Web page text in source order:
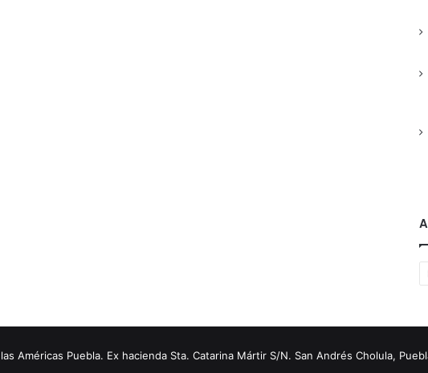
Américas Puebla. Ex hacienda Sta. Catarina Mártir S/N. San Andrés Cholula,